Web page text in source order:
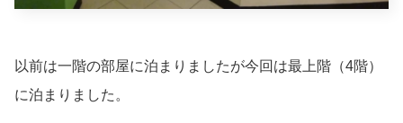
以前は一階の部屋に泊まりましたが今回は最上階（4階）
に泊まりました。